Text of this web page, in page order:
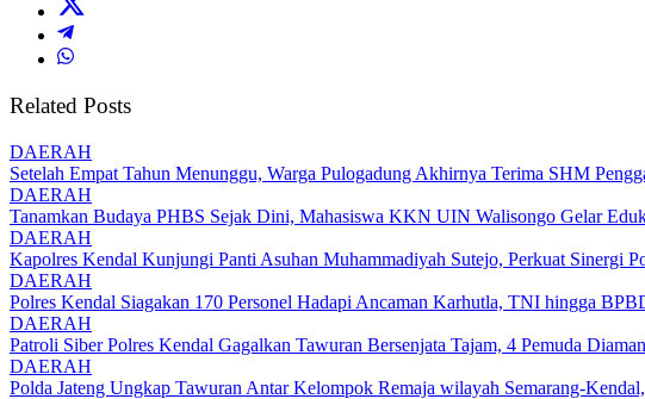
Related Posts
DAERAH
Setelah Empat Tahun Menunggu, Warga Pulogadung Akhirnya Terima SHM
DAERAH
Tanamkan Budaya PHBS Sejak Dini, Mahasiswa KKN UIN Walisongo Gelar
DAERAH
Kapolres Kendal Kunjungi Panti Asuhan Muhammadiyah Sutejo, Perkuat Sinergi
DAERAH
Polres Kendal Siagakan 170 Personel Hadapi Ancaman Karhutla, TNI hingga
DAERAH
Patroli Siber Polres Kendal Gagalkan Tawuran Bersenjata Tajam, 4 Pemuda
DAERAH
Polda Jateng Ungkap Tawuran Antar Kelompok Remaja wilayah Semarang-